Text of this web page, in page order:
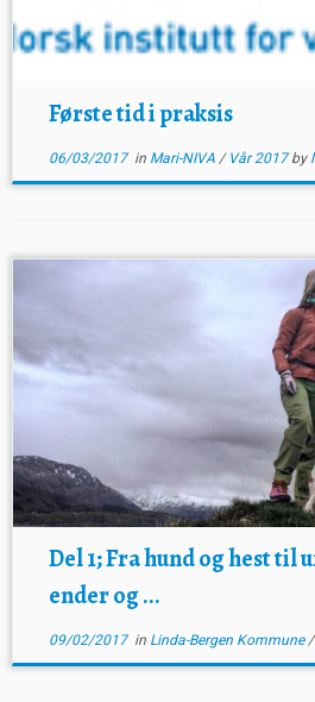
Første tid i praksis
06/03/2017in Mari-NIVA / Vår 2017by
Del 1; Fra hund og hest til
ender og ...
09/02/2017in Linda-Bergen Kommune/